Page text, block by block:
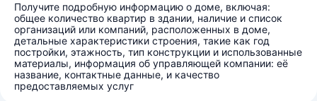
Получите подробную информацию о доме, включая:
общее количество квартир в здании, наличие и список
организаций или компаний, расположенных в доме,
детальные характеристики строения, такие как год
постройки, этажность, тип конструкции и использованные
материалы, информация об управляющей компании: её
название, контактные данные, и качество
предоставляемых услуг